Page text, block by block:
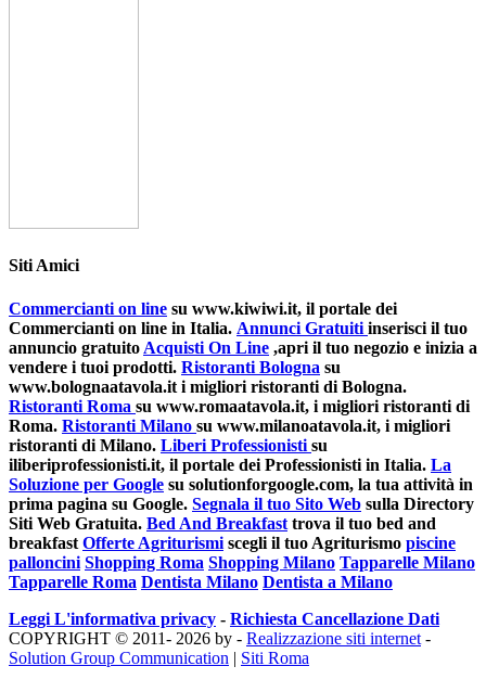
Siti Amici
Commercianti on line su www.kiwiwi.it, il portale dei
Commercianti on line in Italia. Annunci Gratuiti inserisci il tuo
annuncio gratuito Acquisti On Line ,apri il tuo negozio e inizia a
vendere i tuoi prodotti. Ristoranti Bologna su
www.bolognaatavola.it i migliori ristoranti di Bologna.
Ristoranti Roma su www.romaatavola.it, i migliori ristoranti di
Roma. Ristoranti Milano su www.milanoatavola.it, i migliori
ristoranti di Milano. Liberi Professionisti su
iliberiprofessionisti.it, il portale dei Professionisti in Italia. La
Soluzione per Google su solutionforgoogle.com, la tua attività in
prima pagina su Google. Segnala il tuo Sito Web sulla Directory
Siti Web Gratuita. Bed And Breakfast trova il tuo bed and
breakfast Offerte Agriturismi scegli il tuo Agriturismo piscine
palloncini Shopping Roma Shopping Milano Tapparelle Milano
Tapparelle Roma Dentista Milano Dentista a Milano
Leggi L'informativa privacy - Richiesta Cancellazione Dati
COPYRIGHT © 2011- 2026 by - Realizzazione siti internet -
Solution Group Communication | Siti Roma